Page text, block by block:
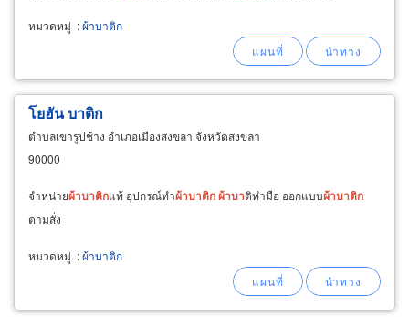
หมวดหมู่ :ผ้าบาติก
โยฮัน บาติก
ตำบลเขารูปช้าง อำเภอเมืองสงขลา จังหวัดสงขลา
90000
จำหน่ายผ้าบาติกแท้ อุปกรณ์ทำผ้าบาติกผ้าบาติทำมือ ออกแบบผ้าบาติก
ตามสั่ง
หมวดหมู่ :ผ้าบาติก